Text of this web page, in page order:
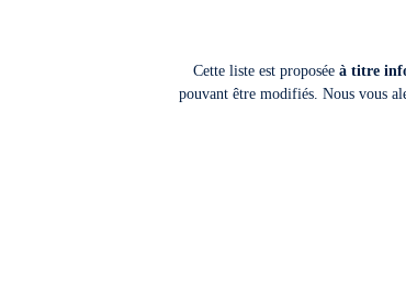
Cette liste est proposée à titre
pouvant être modifiés. Nous vous